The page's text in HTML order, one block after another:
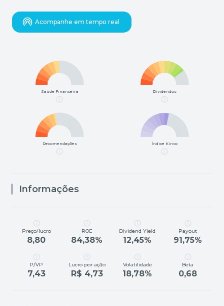
Acompanhe em tempo real
Saúde Financeira Dividendos
Recomendações Índice Kinvo
Informações
Preço/lucro
8,80
ROE
84,38%
Dividend Yield
12,45%
Payout
91,75%
P/VP
7,43
Lucro por ação
R$ 4,73
Volatilidade
18,78%
Beta
0,68